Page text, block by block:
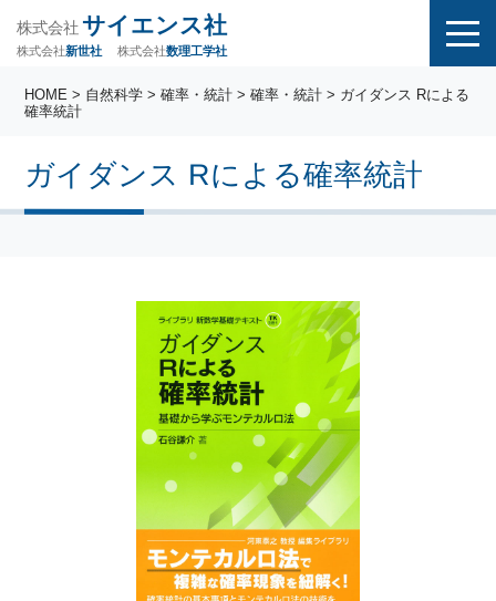
株式会社 サイエンス社
株式会社新世社 株式会社数理工学社
ガイダンス Rによる確率統計
HOME > 自然科学 >確率・統計 >確率・統計 > ガイダンス Rによる
確率統計